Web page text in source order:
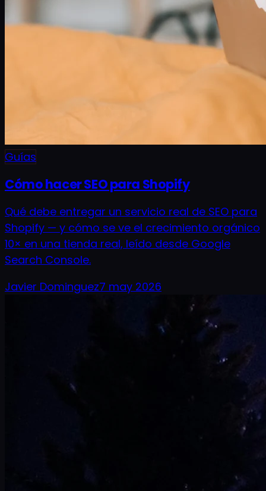
Guías
Cómo hacer SEO para Shopify
Qué debe entregar un servicio real de SEO para
Shopify — y cómo se ve el crecimiento orgánico
10× en una tienda real, leído desde Google
Search Console.
Javier Dominguez7 may 2026